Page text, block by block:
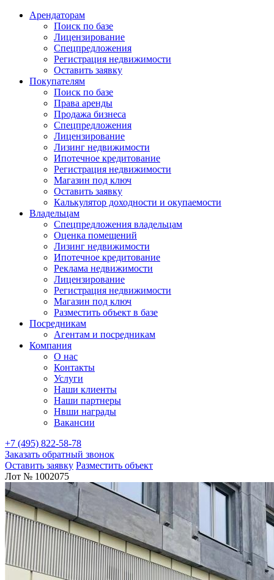
Арендаторам
Поиск по базе
Лицензирование
Спецпредложения
Регистрация недвижимости
Оставить заявку
Покупателям
Поиск по базе
Права аренды
Продажа бизнеса
Спецпредложения
Лицензирование
Лизинг недвижимости
Ипотечное кредитование
Регистрация недвижимости
Магазин под ключ
Оставить заявку
Калькулятор доходности и окупаемости
Владельцам
Спецпредложения владельцам
Оценка помещений
Лизинг недвижимости
Ипотечное кредитование
Реклама недвижимости
Лицензирование
Регистрация недвижимости
Магазин под ключ
Разместить объект в базе
Посредникам
Агентам и посредникам
Компания
О нас
Контакты
Услуги
Наши клиенты
Наши партнеры
Нвши награды
Вакансии
+7 (495) 822-58-78
Заказать обратный звонок
Оставить заявку Разместить объект
Лот № 1002075